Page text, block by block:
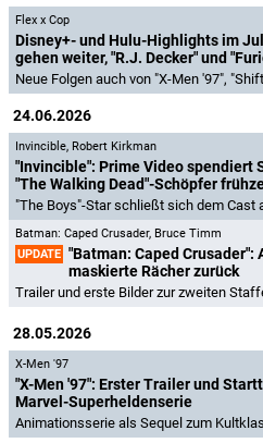
Flex x Cop
Disney+- und Hulu-Highlights im
gehen weiter, "R.J. Decker" und
Neue Folgen auch von "X-Men '97",
24.06.2026
Invincible, Robert Kirkman
"Invincible": Prime Video spendiert
"The Walking Dead"-Schöpfer
"The Boys"-Star schließt sich dem Cast
Batman: Caped Crusader, Bruce Timm
UPDATE "Batman: Caped Crusader":
maskierte Rächer zurück
Trailer und erste Bilder zur zweiten
28.05.2026
X-Men '97
"X-Men '97": Erster Trailer und
Marvel-Superheldenserie
Animationsserie als Sequel zum